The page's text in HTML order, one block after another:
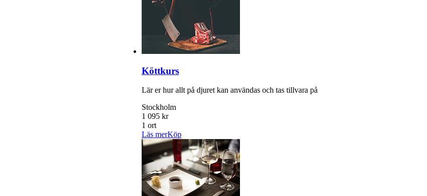
Köttkurs
Lär er hur allt på djuret kan användas och tas tillvara på
Stockholm
1 095 kr
1 ort
Läs merKöp